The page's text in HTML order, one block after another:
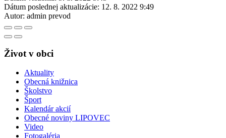
Dátum poslednej aktualizácie: 12. 8. 2022 9:49
Autor: admin prevod
Život v obci
Aktuality
Obecná knižnica
Školstvo
Šport
Kalendár akcií
Obecné noviny LIPOVEC
Video
Fotogaléria